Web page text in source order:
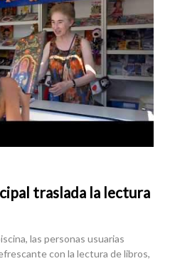
traslada la lectura
las personas usuarias
con la lectura de libros,